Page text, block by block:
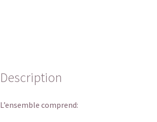
Description
L’ensemble comprend: